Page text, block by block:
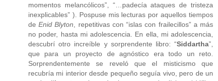
momentos melancólicos”, “…padecía ataques de tristeza
inexplicables” ). Pospuse mis lecturas por aquellos tiempos
deEnid Blyton, repetitivas con “islas con frailecillos” a más
no poder, hasta mi adolescencia. En ella, mi adolescencia,
descubrí otro increíble y sorprendente libro: “Siddartha”,
que para un proyecto de agnóstico era todo un reto.
Sorprendentemente se reveló que el misticismo que
recubría mi interior desde pequeño seguía vivo, pero de un